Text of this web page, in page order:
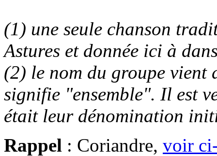
(1) une seule chanson
Astures et donnée ici à
(2) le nom du groupe vient
signifie "ensemble". Il est
était leur dénomination
Rappel : Coriandre, voir